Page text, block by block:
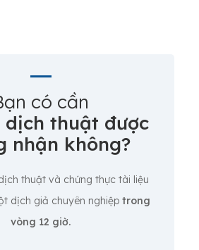
có cần
dịch thuật được
nhận không?
thuật và chứng thực tài liệu
dịch giả chuyên nghiệp trong
vòng 12 giờ.